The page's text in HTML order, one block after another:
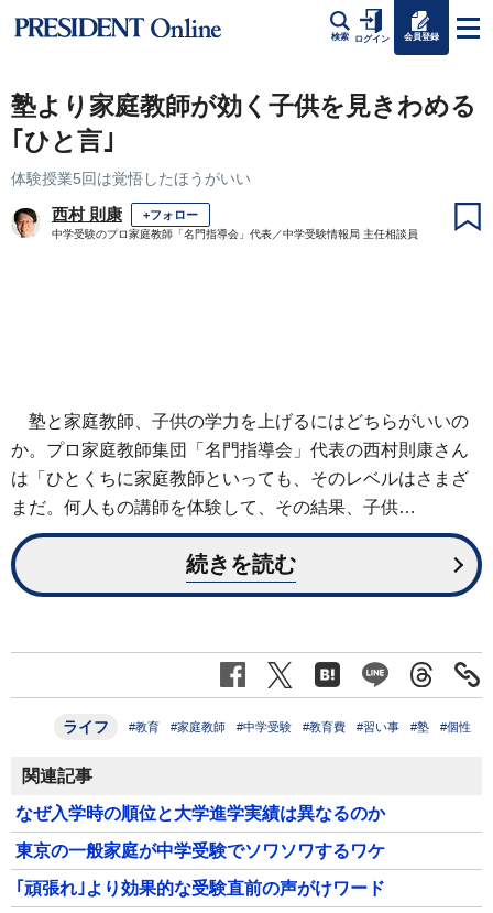
検索 ログイン 会員登録
塾より家庭教師が効く子供を見きわめる
｢ひと言｣
体験授業5回は覚悟したほうがいい
西村 則康 +フォロー
中学受験のプロ家庭教師「名門指導会」代表／中学受験情報局 主任相談員
塾と家庭教師、子供の学力を上げるにはどちらがいいの
か。プロ家庭教師集団「名門指導会」代表の西村則康さん
は「ひとくちに家庭教師といっても、そのレベルはさまざ
まだ。何人もの講師を体験して、その結果、子供…
続きを読む
ライフ #教育 #家庭教師 #中学受験 #教育費 #習い事 #塾 #個性
関連記事
なぜ入学時の順位と大学進学実績は異なるのか
東京の一般家庭が中学受験でソワソワするワケ
｢頑張れ｣より効果的な受験直前の声がけワード